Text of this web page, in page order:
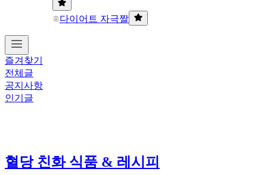
다이어트 자극짤
즐겨찾기
전체글
공지사항
인기글
혈당 친화 식품 & 레시피